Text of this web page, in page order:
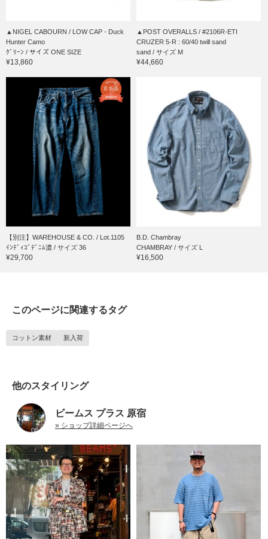
▲NIGEL CABOURN / LOW CAP - Duck
Hunter Camo
ｸﾞﾘｰﾝ / サイズ ONE SIZE
¥13,860
▲POST OVERALLS / #2106R-ETI
CRUZER 5-R : 60/40 twill sand
sand / サイズ M
¥44,660
【別注】WAREHOUSE & CO. / Lot.1105
ｲﾝﾃﾞｨｺﾞﾃﾞﾆﾑ濃 / サイズ 36
¥29,700
B.D. Chambray
CHAMBRAY / サイズ L
¥16,500
このページに関連するタグ
コットン素材 新入荷
他のスタイリング
ビームス プラス 原宿
» ショップ詳細ページへ